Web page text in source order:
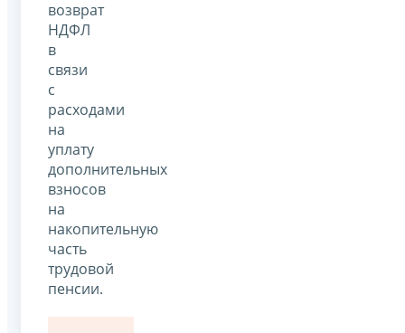
возврат
НДФЛ
в
связи
с
расходами
на
уплату
дополнительных
взносов
на
накопительную
часть
трудовой
пенсии.